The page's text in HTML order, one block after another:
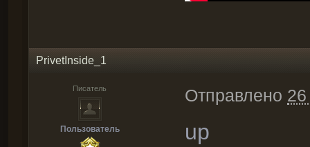
PrivetInside_1
Писатель
Пользователь
Отправлено
up